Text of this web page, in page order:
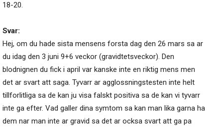
18-20.
Svar:
Hej, om du hade sista mensens forsta dag den 26 mars sa ar
du idag den 3 juni 9+6 veckor (gravidtetsveckor). Den
blodnignen du fick i april var kanske inte en riktig mens men
det ar svart att saga. Tyvarr ar agglossningstesten inte helt
tillforlitliga sa de kan ju visa falskt positiva sa de kan vi tyvarr
inte ga efter. Vad galler dina symtom sa kan man lika garna ha
dem nar man inte ar gravid sa det ar ocksa svart att ga pa